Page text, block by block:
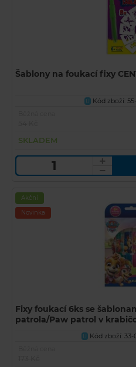
Šablony na foukací fixy
U
Kód zboží:
SKLADEM
Akční
Novinka
Fixy foukací 6ks se
patrola/Paw patrol v
U
Kód zboží: